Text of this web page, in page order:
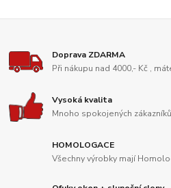
Doprava ZDARMA
Při nákupu nad 4000,- Kč ,
Vysoká kvalita
Mnoho spokojených
HOMOLOGACE
Všechny výrobky mají